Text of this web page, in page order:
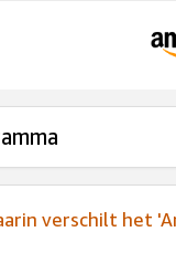
verschilt het